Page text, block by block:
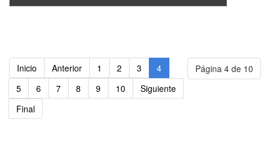
Página 4 de 10
Inicio Anterior 1 2 3
4
5
6 7 8 9 10
Siguiente
Final